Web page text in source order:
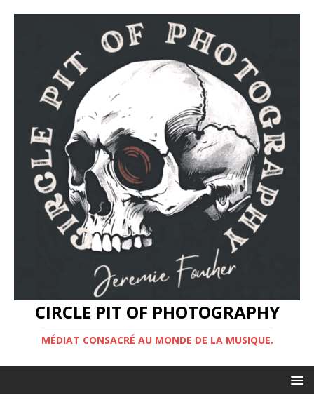
CIRCLE PIT OF PHOTOGRAPHY
MÉDIAT CONSACRÉ AU MONDE DE LA MUSIQUE.